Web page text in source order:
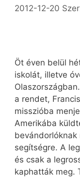
2012-12-20
Öt éven belül
iskolát, illetve
a rendet,
misszióba
Amerikába
bevándorlóknak
segítségre. A
és csak a
kaphatták meg.